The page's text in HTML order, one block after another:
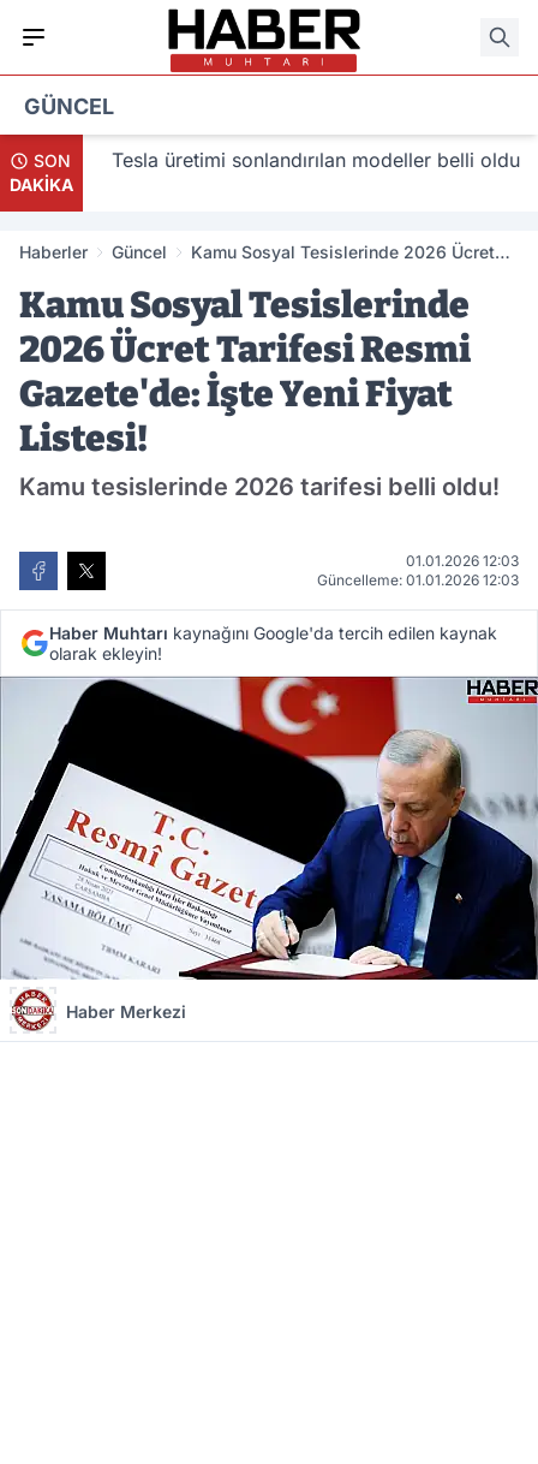
GÜNCEL
SON
DAKİKA
Tesla üretimi sonlandırılan modeller belli oldu
Haberler Güncel
Kamu Sosyal Tesislerinde 2026 Ücret
Listesi!
Kamu Sosyal Tesislerinde
2026 Ücret Tarifesi Resmi
Gazete'de: İşte Yeni Fiyat
Listesi!
Kamu tesislerinde 2026 tarifesi belli oldu!
01.01.2026 12:03
Güncelleme: 01.01.2026 12:03
Haber Muhtarı kaynağını Google'da tercih edilen kaynak
olarak ekleyin!
Haber Merkezi